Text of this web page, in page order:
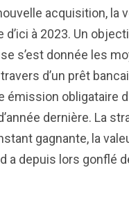
acquisition, la
d’ici à 2023. Un
s’est donnée les
d’un prêt
émission obligataire
dernière. La
gagnante, la
a depuis lors gonflé